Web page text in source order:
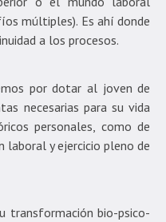
múltiples). Es ahí donde
a los procesos.
por dotar al joven de
necesarias para su vida
personales, como de
laboral y ejercicio pleno de
transformación bio-psico-